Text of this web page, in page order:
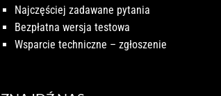
Najczęściej zadawane pytania
Bezpłatna wersja testowa
Wsparcie techniczne – zgłoszenie